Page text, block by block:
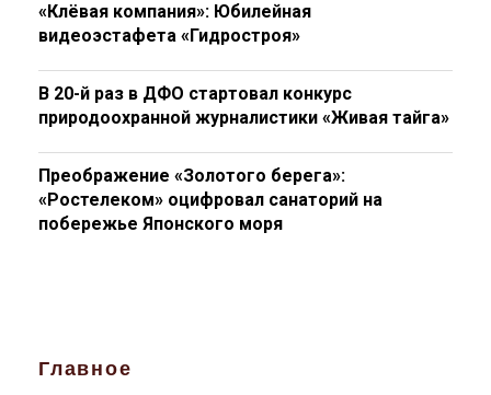
«Клёвая компания»: Юбилейная
видеоэстафета «Гидростроя»
В 20-й раз в ДФО стартовал конкурс
природоохранной журналистики «Живая тайга»
Преображение «Золотого берега»:
«Ростелеком» оцифровал санаторий на
побережье Японского моря
Главное